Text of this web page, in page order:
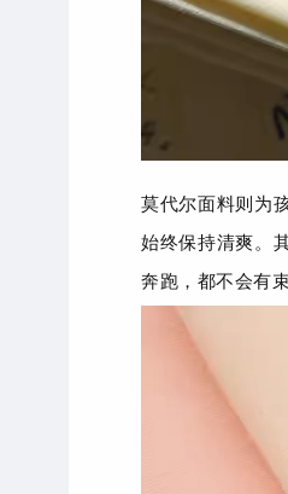
莫代尔面料则为
始终保持清爽。
奔跑，都不会有